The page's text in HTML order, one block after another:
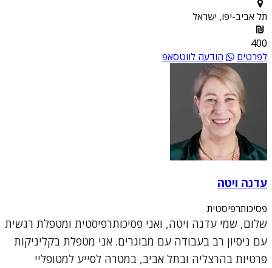
תל אביב-יפו, ישראל
400
לפרטים
הודעה לווטסאפ
עדנה ויטה
פסיכותרפיסטית
שלום, שמי עדנה ויטה, ואני פסיכותרפיסטית ומטפלת רגשית
עם ניסיון רב בעבודה עם מבוגרים. אני מטפלת בקליניקות
פרטיות בהרצליה ובתל אביב, במטרה לסייע למטופליי